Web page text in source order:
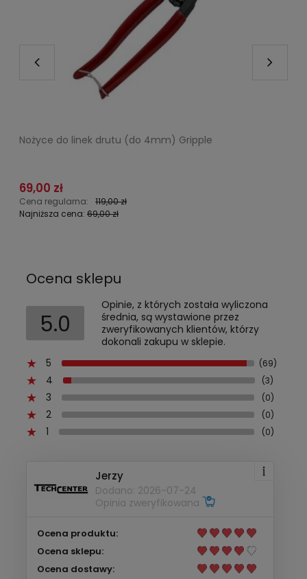
Nożyce do linek drutu (do 4mm) Gripple
69,00 zł
Cena regularna:
119,00 zł
Najniższa cena: 69,00 zł
Ocena sklepu
5.0
Opinie, z których została wyliczona
średnia, są wystawione przez
zweryfikowanych klientów, którzy
dokonali zakupu w sklepie.
5
(69)
4 (3)
3 (0)
2 (0)
1 (0)
Jerzy
Dodano: 2026-07-24
Opinia zweryfikowana
Ocena produktu:
Ocena sklepu:
Ocena dostawy: